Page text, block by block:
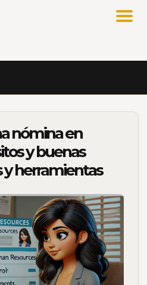
nómina en
y buenas
y herramientas